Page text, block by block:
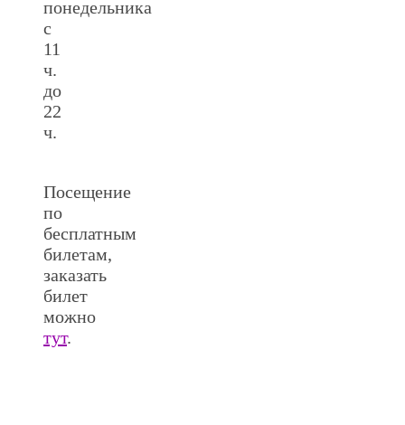
понедельника
с
11
ч.
до
22
ч.
Посещение
по
бесплатным
билетам,
заказать
билет
можно
тут.